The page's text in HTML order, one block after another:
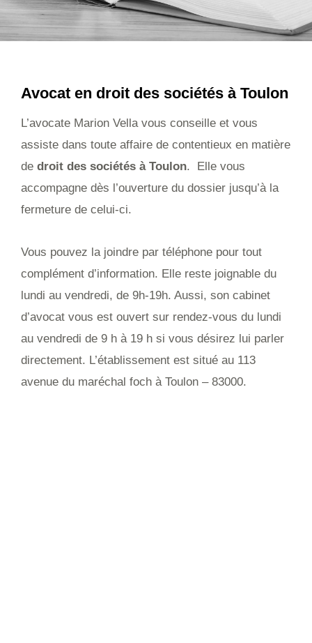
Avocat en droit des sociétés à Toulon
L’avocate Marion Vella vous conseille et vous
assiste dans toute affaire de contentieux en matière
de droit des sociétés à Toulon. Elle vous
accompagne dès l’ouverture du dossier jusqu’à la
fermeture de celui-ci.
Vous pouvez la joindre par téléphone pour tout
complément d’information. Elle reste joignable du
lundi au vendredi, de 9h-19h. Aussi, son cabinet
d’avocat vous est ouvert sur rendez-vous du lundi
au vendredi de 9 h à 19 h si vous désirez lui parler
directement. L’établissement est situé au 113
avenue du maréchal foch à Toulon – 83000.